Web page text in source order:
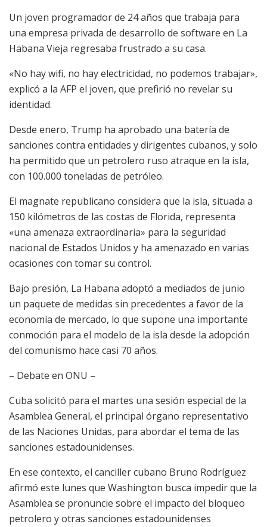
Un joven programador de 24 años que trabaja para
una empresa privada de desarrollo de software en La
Habana Vieja regresaba frustrado a su casa.
«No hay wifi, no hay electricidad, no podemos trabajar»,
explicó a la AFP el joven, que prefirió no revelar su
identidad.
Desde enero, Trump ha aprobado una batería de
sanciones contra entidades y dirigentes cubanos, y solo
ha permitido que un petrolero ruso atraque en la isla,
con 100.000 toneladas de petróleo.
El magnate republicano considera que la isla, situada a
150 kilómetros de las costas de Florida, representa
«una amenaza extraordinaria» para la seguridad
nacional de Estados Unidos y ha amenazado en varias
ocasiones con tomar su control.
Bajo presión, La Habana adoptó a mediados de junio
un paquete de medidas sin precedentes a favor de la
economía de mercado, lo que supone una importante
conmoción para el modelo de la isla desde la adopción
del comunismo hace casi 70 años.
– Debate en ONU –
Cuba solicitó para el martes una sesión especial de la
Asamblea General, el principal órgano representativo
de las Naciones Unidas, para abordar el tema de las
sanciones estadounidenses.
En ese contexto, el canciller cubano Bruno Rodríguez
afirmó este lunes que Washington busca impedir que la
Asamblea se pronuncie sobre el impacto del bloqueo
petrolero y otras sanciones estadounidenses